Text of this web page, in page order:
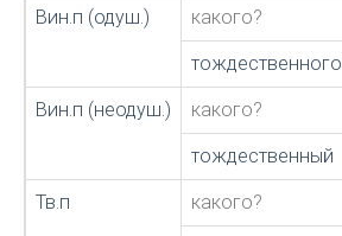
Вин.п (одуш.) какого?
тождественного
Вин.п (неодуш.) какого?
тождественный
Тв.п какого?